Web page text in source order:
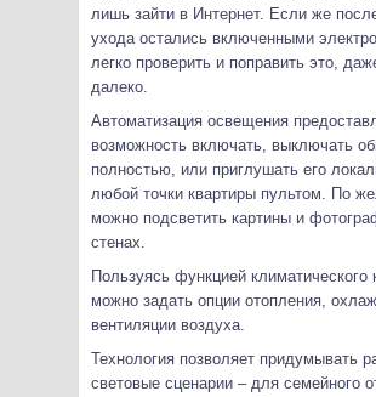
лишь зайти в Интернет. Если же
ухода остались включенными
легко проверить и поправить это,
далеко.
Автоматизация освещения
возможность включать, выключать
полностью, или приглушать его
любой точки квартиры пультом. По
можно подсветить картины и
стенах.
Пользуясь функцией климатического
можно задать опции отопления,
вентиляции воздуха.
Технология позволяет придумывать
световые сценарии – для семейного